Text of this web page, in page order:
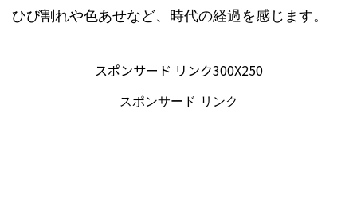
ひび割れや色あせなど、時代の経過を感じます。
スポンサード リンク300X250
スポンサード リンク